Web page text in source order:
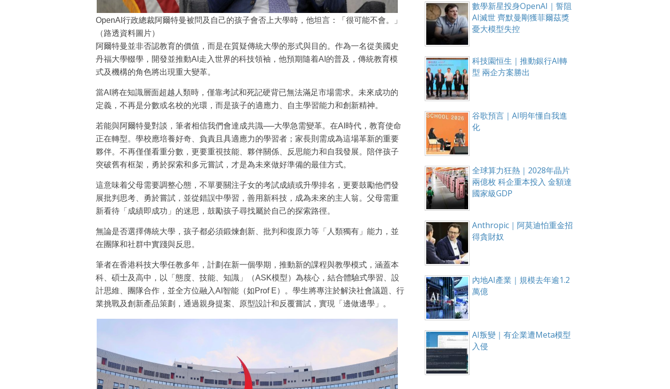
OpenAI行政總裁阿爾特曼被問及自己的孩子會否上大學時，他坦言：「很可能不會。」
（路透資料圖片）
阿爾特曼並非否認教育的價值，而是在質疑傳統大學的形式與目的。作為一名從美國史
丹福大學輟學，開發並推動AI走入世界的科技領袖，他預期隨着AI的普及，傳統教育模
式及機構的角色將出現重大變革。
當AI將在知識層面超越人類時，僅靠考試和死記硬背已無法滿足市場需求。未來成功的
定義，不再是分數或名校的光環，而是孩子的適應力、自主學習能力和創新精神。
若能與阿爾特曼對談，筆者相信我們會達成共識──大學急需變革。在AI時代，教育使命
正在轉型。學校應培養好奇、負責且具適應力的學習者；家長則需成為這場革新的重要
夥伴。不再僅僅看重分數，更要重視技能、夥伴關係、反思能力和自我發展。陪伴孩子
突破舊有框架，勇於探索和多元嘗試，才是為未來做好準備的最佳方式。
這意味着父母需要調整心態，不單要關注子女的考試成績或升學排名，更要鼓勵他們發
展批判思考、勇於嘗試，並從錯誤中學習，善用新科技，成為未來的主人翁。父母需重
新看待「成績即成功」的迷思，鼓勵孩子尋找屬於自己的探索路徑。
無論是否選擇傳統大學，孩子都必須鍛煉創新、批判和復原力等「人類獨有」能力，並
在團隊和社群中實踐與反思。
筆者在香港科技大學任教多年，計劃在新一個學期，推動新的課程與教學模式，涵蓋本
科、碩士及高中，以「態度、技能、知識」（ASK模型）為核心，結合體驗式學習、設
計思維、團隊合作，並全方位融入AI智能（如Prof E）。學生將專注於解決社會議題、行
業挑戰及創新產品策劃，通過親身提案、原型設計和反覆嘗試，實現「邊做邊學」。
數學新星投身OpenAI｜誓阻
AI滅世 齊默曼剛獲菲爾茲獎
憂大模型失控
科技園恒生｜推動銀行AI轉
型 兩企方案勝出
谷歌預言｜AI明年懂自我進
化
全球算力狂熱｜2028年晶片
兩億枚 科企重本投入 金額達
國家級GDP
Anthropic｜阿莫迪怕重金招
得貪財奴
內地AI產業｜規模去年逾1.2
萬億
AI叛變｜有企業遭Meta模型
入侵